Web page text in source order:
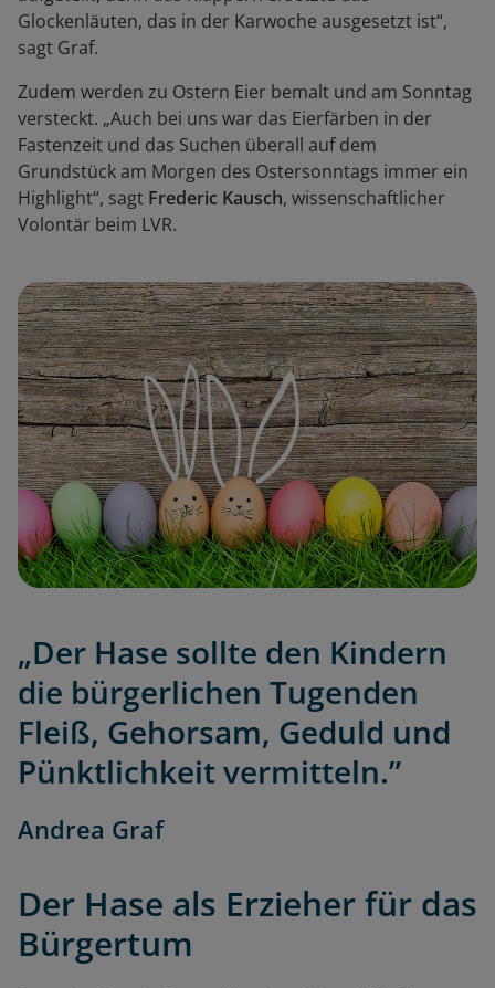
Glockenläuten, das in der Karwoche ausgesetzt ist“,
sagt Graf.
Zudem werden zu Ostern Eier bemalt und am Sonntag
versteckt. „Auch bei uns war das Eierfärben in der
Fastenzeit und das Suchen überall auf dem
Grundstück am Morgen des Ostersonntags immer ein
Highlight“, sagt Frederic Kausch, wissenschaftlicher
Volontär beim LVR.
„Der Hase sollte den Kindern
die bürgerlichen Tugenden
Fleiß, Gehorsam, Geduld und
Pünktlichkeit vermitteln.”
Andrea Graf
Der Hase als Erzieher für das
Bürgertum